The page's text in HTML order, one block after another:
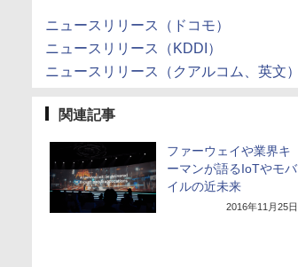
ニュースリリース（ドコモ）
ニュースリリース（KDDI）
ニュースリリース（クアルコム、英文）
関連記事
ファーウェイや業界キ
ーマンが語るIoTやモバ
イルの近未来
2016年11月25日